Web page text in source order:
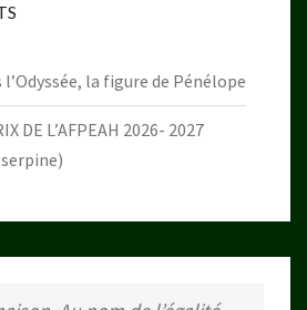
la figure de Pénélope
DE L’AFPEAH 2026- 2027